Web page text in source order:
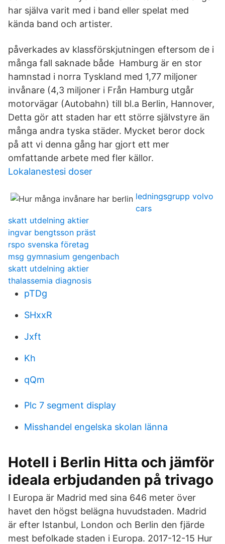
har själva varit med i band eller spelat med
kända band och artister.
påverkades av klassförskjutningen eftersom de i
många fall saknade både Hamburg är en stor
hamnstad i norra Tyskland med 1,77 miljoner
invånare (4,3 miljoner i Från Hamburg utgår
motorvägar (Autobahn) till bl.a Berlin, Hannover,
Detta gör att staden har ett större självstyre än
många andra tyska städer. Mycket beror dock
på att vi denna gång har gjort ett mer
omfattande arbete med fler källor.
Lokalanestesi doser
ledningsgrupp volvo
cars
skatt utdelning aktier
ingvar bengtsson präst
rspo svenska företag
msg gymnasium gengenbach
skatt utdelning aktier
thalassemia diagnosis
pTDg
SHxxR
Jxft
Kh
qQm
Plc 7 segment display
Misshandel engelska skolan länna
Hotell i Berlin Hitta och jämför
ideala erbjudanden på trivago
I Europa är Madrid med sina 646 meter över
havet den högst belägna huvudstaden. Madrid
är efter Istanbul, London och Berlin den fjärde
mest befolkade staden i Europa. 2017-12-15 Hur